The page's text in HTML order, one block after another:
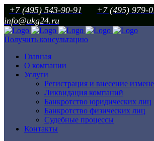
+7 (495) 543-90-91
+7 (495) 979-
info@ukg24.ru
Получить консультацию
Главная
О компании
Услуги
Регистрация и внесение
Ликвидация компаний
Банкротство юридических лиц
Банкротство физических лиц
Судебные процессы
Контакты